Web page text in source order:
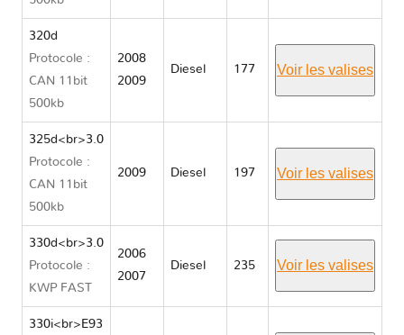
320d
Protocole :
CAN 11bit
500kb
2008
2009
Diesel 177 Voir les valises
325d<br>3.0
Protocole :
CAN 11bit
500kb
2009 Diesel 197 Voir les valises
330d<br>3.0
Protocole :
KWP FAST
2006
2007
Diesel 235 Voir les valises
330i<br>E93